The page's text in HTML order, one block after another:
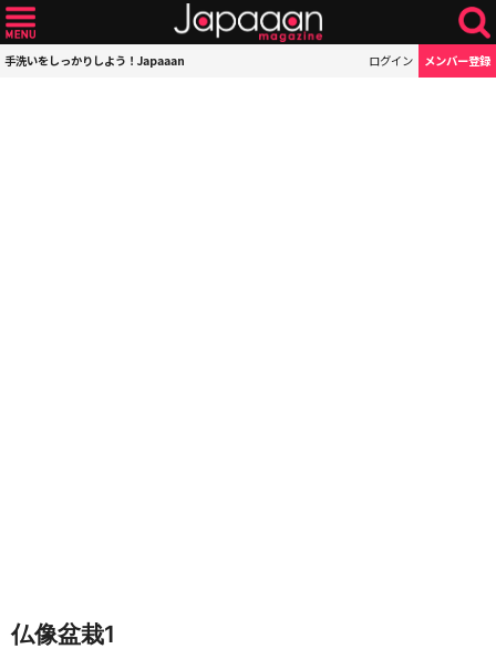
手洗いをしっかりしよう！Japaaan ログイン メンバー登録
仏像盆栽1